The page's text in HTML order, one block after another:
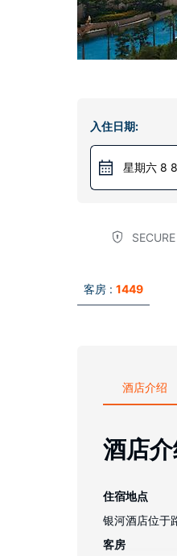
入住日期:
星期六 8
客房 : 1449
酒店介绍
酒店
住宿地点
银河酒店位于
客房